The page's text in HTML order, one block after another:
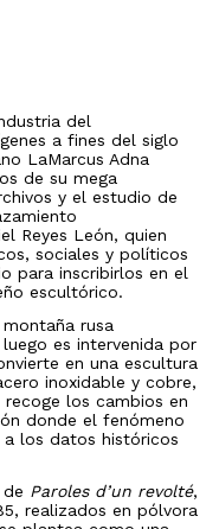
del
a fines del siglo
LaMarcus Adna
de su mega
y el estudio de
Reyes León, quien
sociales y políticos
para inscribirlos en el
escultórico.
rusa
es intervenida por
en una escultura
inoxidable y cobre,
los cambios en
donde el fenómeno
los datos históricos
Paroles d’un revolté,
realizados en pólvora